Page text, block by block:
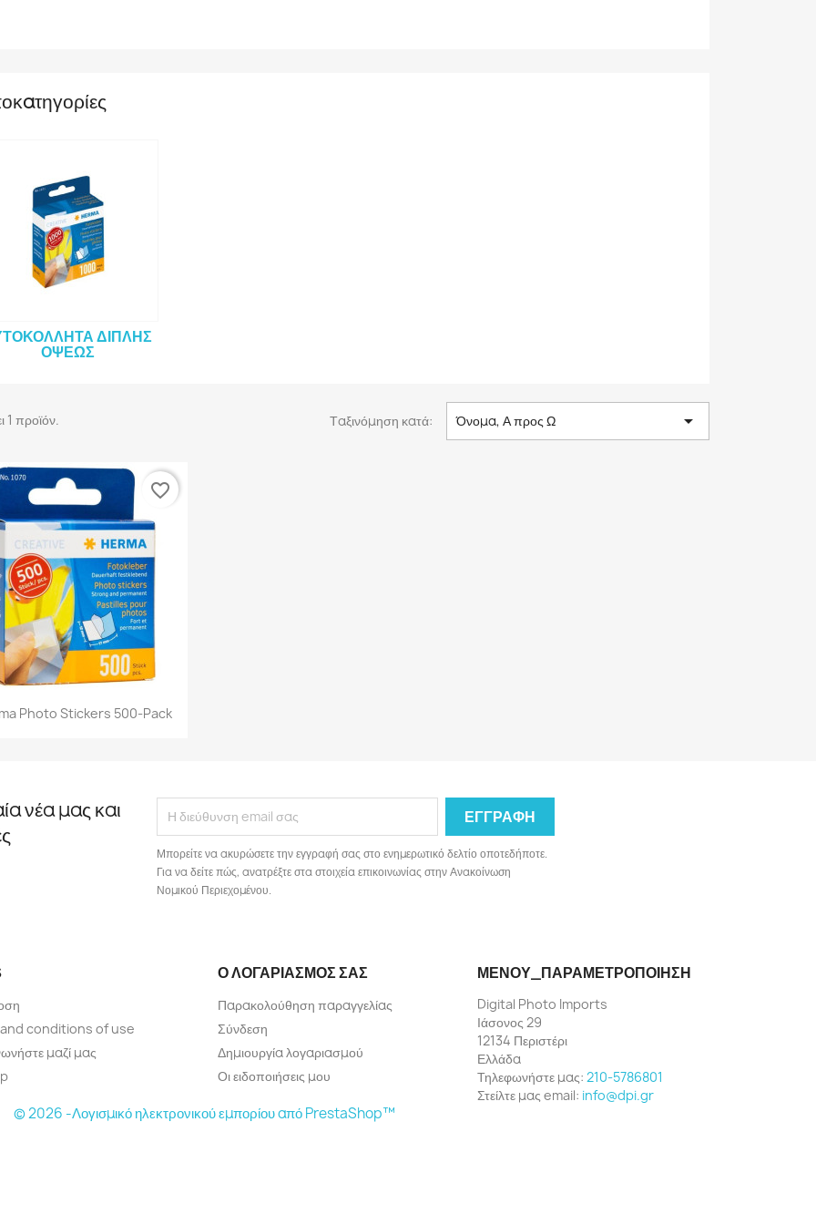
ΔΙΠΛΉΣ
ΌΨΕΩΣ
1 προϊόν. Ταξινόμηση κατά: Όνομα, Α προς Ω 
Γρήγορη προβολή
Photo Stickers 500-Pack
favorite_border
νέα μας και
Μπορείτε να ακυρώσετε την εγγραφή σας στο ενημερωτικό δελτίο οποτεδήποτε.
Για να δείτε πώς, ανατρέξτε στα στοιχεία επικοινωνίας στην Ανακοίνωση
Νομικού Περιεχομένου.
conditions of use
μαζί μας
Ο ΛΟΓΑΡΙΑΣΜΌΣ ΣΑΣ
Παρακολούθηση παραγγελίας
Σύνδεση
Δημιουργία λογαριασμού
Οι ειδοποιήσεις μου
ΜΕΝΟΎ_ΠΑΡΑΜΕΤΡΟΠΟΊΗΣΗ
Digital Photo Imports
Ιάσονος 29
12134 Περιστέρι
Ελλάδα
Τηλεφωνήστε μας: 210-5786801
Στείλτε μας email: info@dpi.gr
© 2026 -Λογισμικό ηλεκτρονικού εμπορίου από PrestaShop™